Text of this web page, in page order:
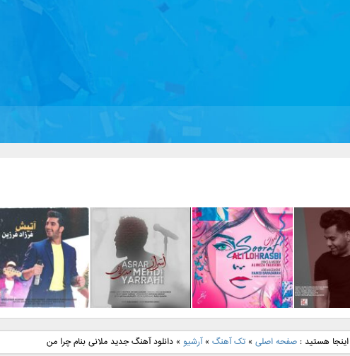
جدید رضا
نگار
دانلود آهنگ جدید علی
لهراسبی بنام صورت
دانلود آهنگ جدید مهدی
یراحی بنام اسرار
دانلود آهنگ جدید فرزاد
فرزین بنام آتیش
هستید :صفحه اصلی »تک آهنگ »آرشیو »دانلود آهنگ جدید ملانی بنام چرا من